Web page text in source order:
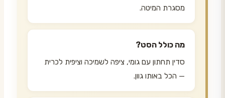
מסגרת המיטה.
מה כולל הסט?
סדין תחתון עם גומי, ציפה לשמיכה וציפית לכרית
— הכל באותו גוון.